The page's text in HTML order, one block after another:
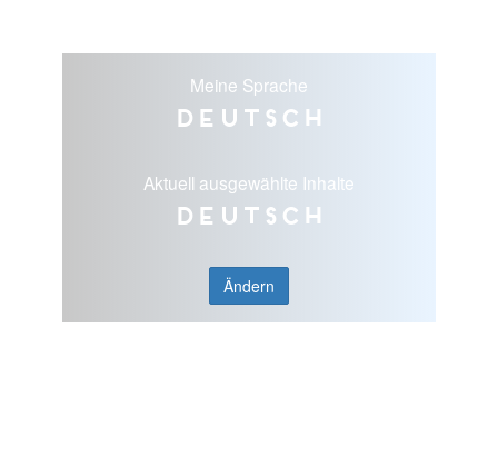
Meine Sprache
Deutsch
Aktuell ausgewählte Inhalte
Deutsch
Ändern